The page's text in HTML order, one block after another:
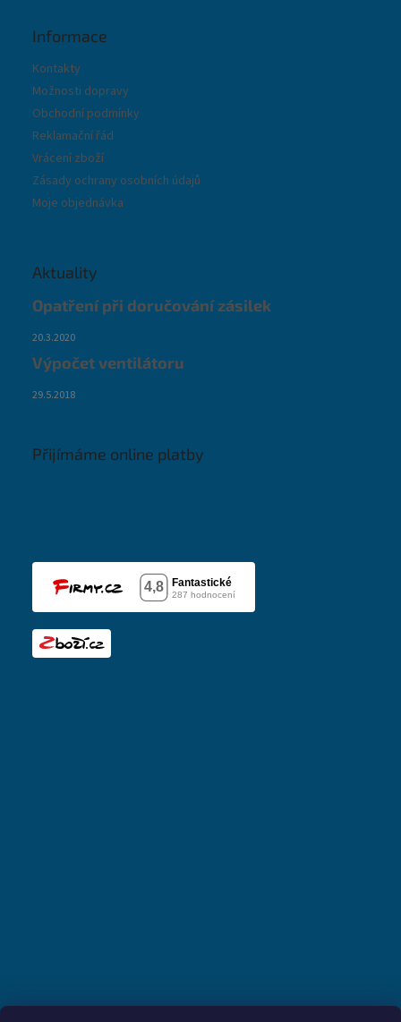
Informace
Kontakty
Možnosti dopravy
Obchodní podmínky
Reklamační řád
Vrácení zboží
Zásady ochrany osobních údajů
Moje objednávka
Aktuality
Opatření při doručování zásilek
20.3.2020
Výpočet ventilátoru
29.5.2018
Přijímáme online platby